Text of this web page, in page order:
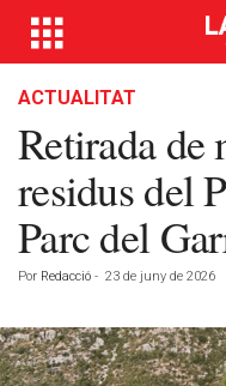
ACTUALITAT
Retirada de
residus del
Parc del
Por Redacció - 23 de juny de 2026